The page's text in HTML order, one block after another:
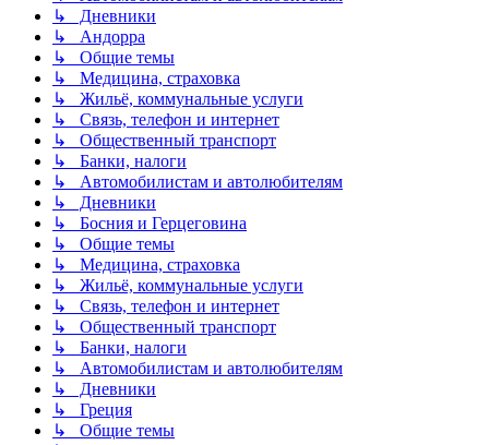
↳ Дневники
↳ Андорра
↳ Общие темы
↳ Медицина, страховка
↳ Жильё, коммунальные услуги
↳ Связь, телефон и интернет
↳ Общественный транспорт
↳ Банки, налоги
↳ Автомобилистам и автолюбителям
↳ Дневники
↳ Босния и Герцеговина
↳ Общие темы
↳ Медицина, страховка
↳ Жильё, коммунальные услуги
↳ Связь, телефон и интернет
↳ Общественный транспорт
↳ Банки, налоги
↳ Автомобилистам и автолюбителям
↳ Дневники
↳ Греция
↳ Общие темы